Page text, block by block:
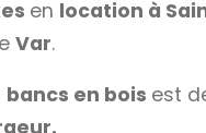
en location à
Var.
bancs en bois est